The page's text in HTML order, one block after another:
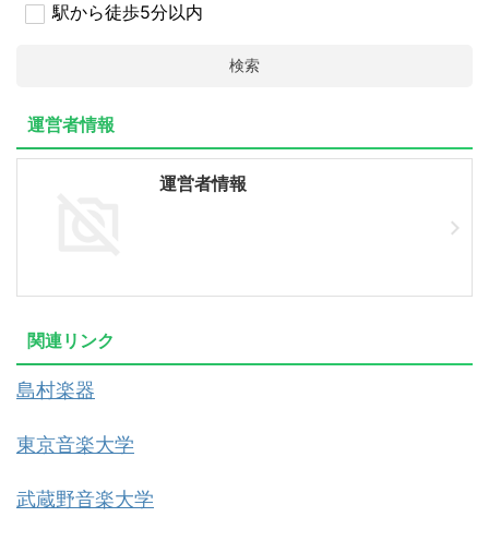
駅から徒歩5分以内
検索
運営者情報
運営者情報
関連リンク
島村楽器
東京音楽大学
武蔵野音楽大学